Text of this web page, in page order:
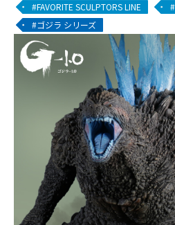
FAVORITE SCULPTORS LINE
ゴジラ シリーズ